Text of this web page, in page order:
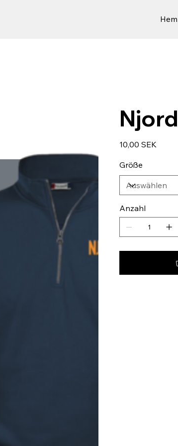
Hem
Preis
10,00 SEK
Größe
Anzahl